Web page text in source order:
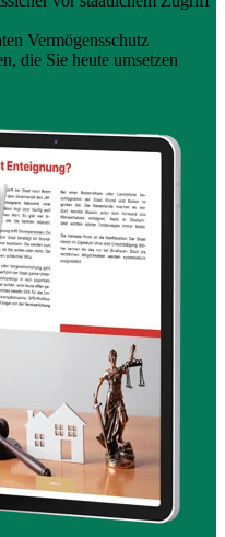
Vermögensschutz
die Sie heute umsetzen